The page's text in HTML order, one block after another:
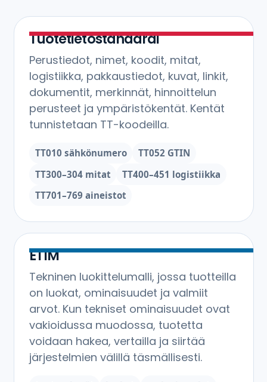
Tuotetietostandardi
Perustiedot, nimet, koodit, mitat,
logistiikka, pakkaustiedot, kuvat, linkit,
dokumentit, merkinnät, hinnoittelun
perusteet ja ympäristökentät. Kentät
tunnistetaan TT-koodeilla.
TT010 sähkönumero
TT052 GTIN
TT300–304 mitat
TT400–451 logistiikka
TT701–769 aineistot
ETIM
Tekninen luokittelumalli, jossa tuotteilla
on luokat, ominaisuudet ja valmiit
arvot. Kun tekniset ominaisuudet ovat
vakioidussa muodossa, tuotetta
voidaan hakea, vertailla ja siirtää
järjestelmien välillä täsmällisesti.